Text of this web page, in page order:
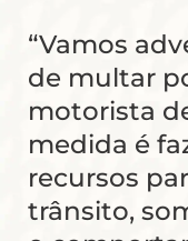
“Vamos
de multar
motorista
medida é
recursos
trânsito,